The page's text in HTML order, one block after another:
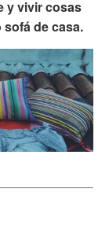
y vivir cosas
de casa.